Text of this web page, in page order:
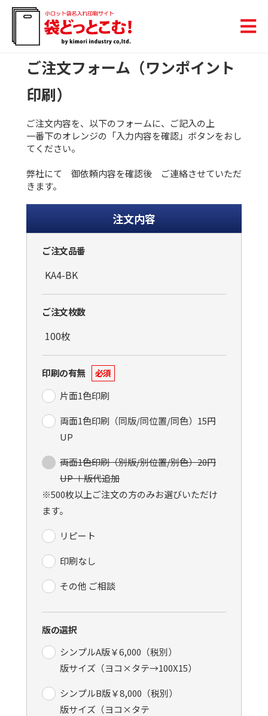
ご注文フォーム（ワンポイント
印刷）
ご注文内容を、以下のフォームに、ご記入の上
一番下のオレンジの「入力内容を確認」ボタンをおし
てください。
弊社にて 御依頼内容を確認後 ご連絡させていただ
きます。
注文内容
ご注文品番
ご注文枚数
印刷の有無 必須
片面1色印刷
両面1色印刷（同版/同位置/同色）15円
UP
両面1色印刷（別版/別位置/別色）20円
UP ＋版代追加
※500枚以上ご注文の方のみお選びいただけ
ます。
リピート
印刷なし
その他 ご相談
版の選択
シンプルA版￥6,000（税別）
版サイズ（ヨコ×タテ→100X15）
シンプルB版￥8,000（税別）
版サイズ（ヨコ×タテ